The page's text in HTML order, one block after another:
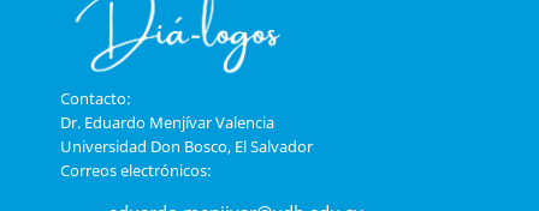
Contacto:
Dr. Eduardo Menjívar Valencia
Universidad Don Bosco, El Salvador
Correos electrónicos: